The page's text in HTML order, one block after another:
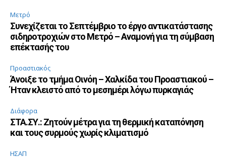
Μετρό
Συνεχίζεται το Σεπτέμβριο το έργο αντικατάστασης
σιδηροτροχιών στο Μετρό – Αναμονή για τη σύμβαση
επέκτασής του
Προαστιακός
Άνοιξε το τμήμα Οινόη – Χαλκίδα του Προαστιακού –
Ήταν κλειστό από το μεσημέρι λόγω πυρκαγιάς
Διάφορα
ΣΤΑ.ΣΥ.: Ζητούν μέτρα για τη θερμική καταπόνηση
και τους συρμούς χωρίς κλιματισμό
ΗΣΑΠ